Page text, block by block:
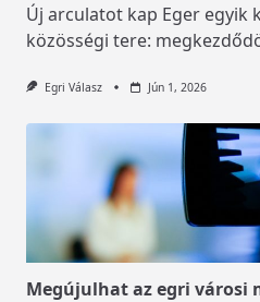
Új arculatot kap Eger egyik
közösségi tere:
Egri Válasz Jún 1, 2026
Megújulhat az egri városi